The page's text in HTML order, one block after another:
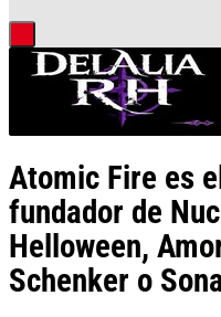
Atomic Fire es
fundador de
Helloween,
Schenker o